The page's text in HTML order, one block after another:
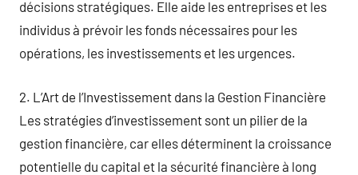
décisions stratégiques. Elle aide les entreprises et les
individus à prévoir les fonds nécessaires pour les
opérations, les investissements et les urgences.
2. L’Art de l’Investissement dans la Gestion Financière
Les stratégies d’investissement sont un pilier de la
gestion financière, car elles déterminent la croissance
potentielle du capital et la sécurité financière à long